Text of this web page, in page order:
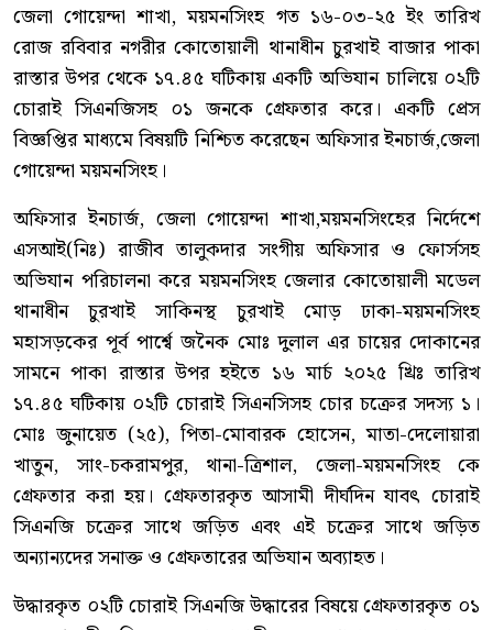
জেলা গোয়েন্দা শাখা, ময়মনসিংহ গত ১৬-০৩-২৫ ইং তারিখ
রোজ রবিবার নগরীর কোতোয়ালী থানাধীন চুরখাই বাজার পাকা
রাস্তার উপর থেকে ১৭.৪৫ ঘটিকায় একটি অভিযান চালিয়ে ০২টি
চোরাই সিএনজিসহ ০১ জনকে গ্রেফতার করে। একটি প্রেস
বিজ্ঞপ্তির মাধ্যমে বিষয়টি নিশ্চিত করেছেন অফিসার ইনচার্জ,জেলা
গোয়েন্দা ময়মনসিংহ।
অফিসার ইনচার্জ, জেলা গোয়েন্দা শাখা,ময়মনসিংহের নির্দেশে
এসআই(নিঃ) রাজীব তালুকদার সংগীয় অফিসার ও ফোর্সসহ
অভিযান পরিচালনা করে ময়মনসিংহ জেলার কোতোয়ালী মডেল
থানাধীন চুরখাই সাকিনস্থ চুরখাই মোড় ঢাকা-ময়মনসিংহ
মহাসড়কের পূর্ব পার্শ্বে জনৈক মোঃ দুলাল এর চায়ের দোকানের
সামনে পাকা রাস্তার উপর হইতে ১৬ মার্চ ২০২৫ খ্রিঃ তারিখ
১৭.৪৫ ঘটিকায় ০২টি চোরাই সিএনসিসহ চোর চক্রের সদস্য ১।
মোঃ জুনায়েত (২৫), পিতা-মোবারক হোসেন, মাতা-দেলোয়ারা
খাতুন, সাং-চকরামপুর, থানা-ত্রিশাল, জেলা-ময়মনসিংহ কে
গ্রেফতার করা হয়। গ্রেফতারকৃত আসামী দীর্ঘদিন যাবৎ চোরাই
সিএনজি চক্রের সাথে জড়িত এবং এই চক্রের সাথে জড়িত
অন্যান্যদের সনাক্ত ও গ্রেফতারের অভিযান অব্যাহত।
উদ্ধারকৃত ০২টি চোরাই সিএনজি উদ্ধারের বিষয়ে গ্রেফতারকৃত ০১